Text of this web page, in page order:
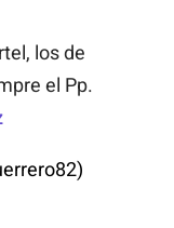
los de
el Pp.